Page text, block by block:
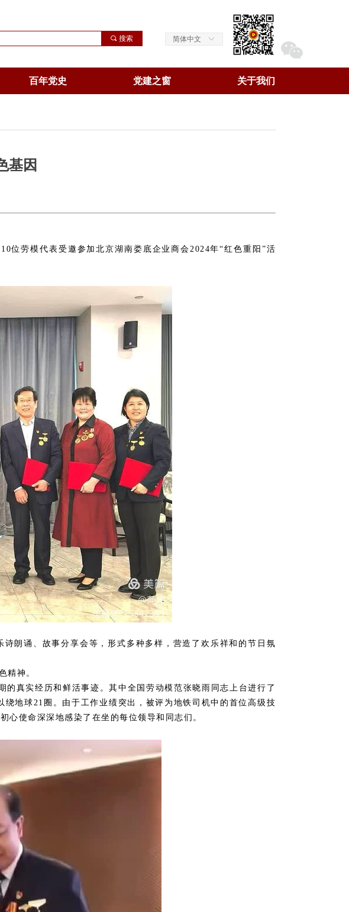
百年党史 党建之窗 关于我们
끠 搜索 ꀅ
简体中文
基因
10位劳模代表受邀参加北京湖南娄底企业商会2024年“红色重阳 ”活
诗朗诵、故事分享会等，形式多种多样，营造了欢乐祥和的节日氛
精神。
的真实经历和鲜活事迹。其中全国劳动模范张晓雨同志上台进行了
绕地球21 圈。由于工作业绩突出，被评为地铁司机中的首位高级技
心使命深深地感染了在坐的每位领导和同志们。